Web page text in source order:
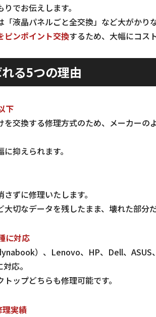
でお伝えします。
「液晶パネルごと全交換」など大がかり
ピンポイント交換するため、大幅にコス
る5つの理由
下
を交換する修理方式のため、メーカーの
抑えられます。
ずに修理いたします。
切なデータを残したまま、壊れた部分
に対応
）、Lenovo、HP、Dell、
応。
ップどちらも修理可能です。
実績